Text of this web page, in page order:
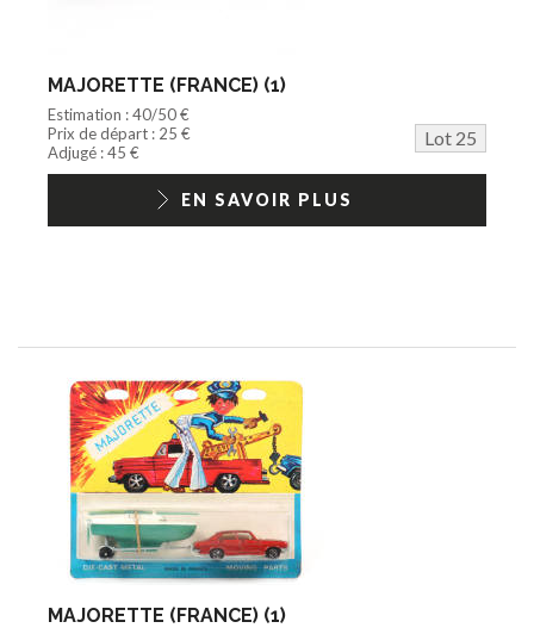
MAJORETTE (FRANCE) (1)
Estimation : 40/50 €
Prix de départ : 25 €
Lot 25
Adjugé : 45 €
EN SAVOIR PLUS
MAJORETTE (FRANCE) (1)